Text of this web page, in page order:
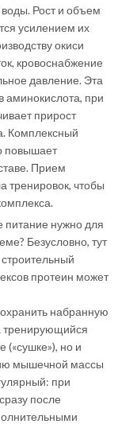
Рост и объем
усилением их
окиси
кровоснабжение
давление. Эта
аминокислота, при
прирост
Комплексный
повышает
Прием
тренировок, чтобы
питание нужно для
Безусловно, тут
протеин может
набранную
тренирующийся
(«сушке»), но и
мышечной массы
при
после